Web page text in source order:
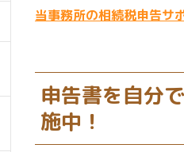
当事務所の相続税申告サ
申告書を自分
施中！